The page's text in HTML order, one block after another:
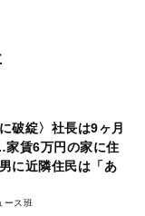
破綻〉社長は9ヶ月
賃6万円の家に住
に近隣住民は「あ
ース班